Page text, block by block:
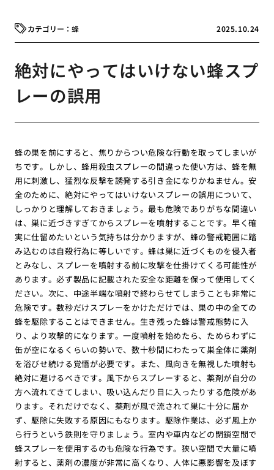
2025.10.24
蜂
絶対にやってはいけない蜂スプ
レーの誤用
蜂の巣を前にすると、焦りからつい危険な行動を取ってしまいが
ちです。しかし、蜂用殺虫スプレーの間違った使い方は、蜂を無
用に刺激し、猛烈な反撃を誘発する引き金になりかねません。安
全のために、絶対にやってはいけないスプレーの誤用について、
しっかりと理解しておきましょう。最も危険でありがちな間違い
は、巣に近づきすぎてからスプレーを噴射することです。早く確
実に仕留めたいという気持ちは分かりますが、蜂の警戒範囲に踏
み込むのは自殺行為に等しいです。蜂は巣に近づくものを侵入者
とみなし、スプレーを噴射する前に攻撃を仕掛けてくる可能性が
あります。必ず製品に記載された安全な距離を保って使用してく
ださい。次に、中途半端な噴射で終わらせてしまうことも非常に
危険です。数秒だけスプレーをかけただけでは、巣の中の全ての
蜂を駆除することはできません。生き残った蜂は警戒態勢に入
り、より攻撃的になります。一度噴射を始めたら、ためらわずに
缶が空になるくらいの勢いで、数十秒間にわたって巣全体に薬剤
を浴びせ続ける覚悟が必要です。また、風向きを無視した噴射も
絶対に避けるべきです。風下からスプレーすると、薬剤が自分の
方へ流れてきてしまい、吸い込んだり目に入ったりする危険があ
ります。それだけでなく、薬剤が風で流されて巣に十分に届か
ず、駆除に失敗する原因にもなります。駆除作業は、必ず風上か
ら行うという鉄則を守りましょう。室内や車内などの閉鎖空間で
蜂スプレーを使用するのも危険な行為です。狭い空間で大量に噴
射すると、薬剤の濃度が非常に高くなり、人体に悪影響を及ぼす